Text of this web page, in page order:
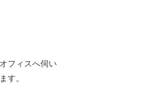
フィスへ伺い
す。